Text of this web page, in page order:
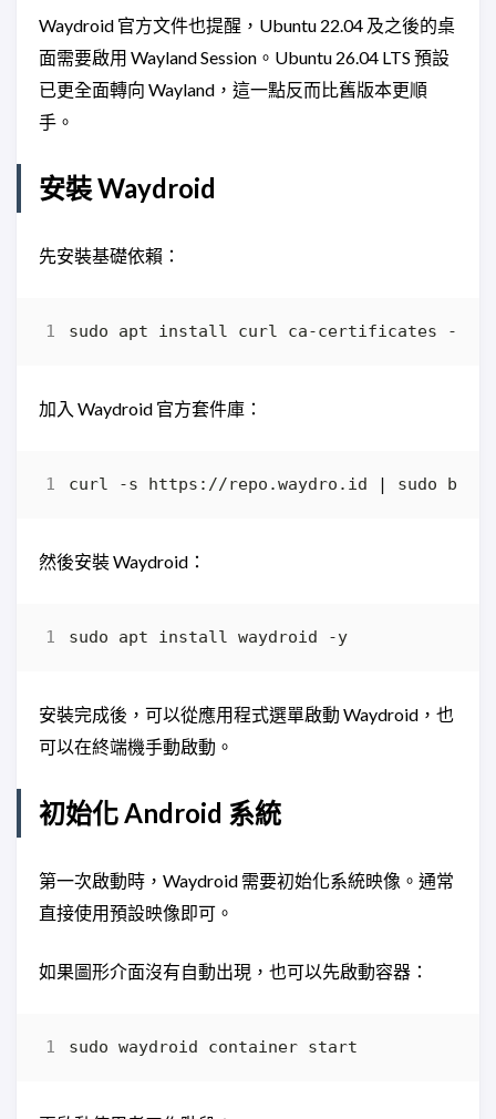
Waydroid 官方文件也提醒，Ubuntu 22.04 及之後的桌
面需要啟用 Wayland Session。Ubuntu 26.04 LTS 預設
已更全面轉向 Wayland，這一點反而比舊版本更順
手。
安裝 Waydroid
先安裝基礎依賴：
加入 Waydroid 官方套件庫：
curl -s https://repo.waydro.id |
然後安裝 Waydroid：
安裝完成後，可以從應用程式選單啟動 Waydroid，也
可以在終端機手動啟動。
初始化 Android 系統
第一次啟動時，Waydroid 需要初始化系統映像。通常
直接使用預設映像即可。
如果圖形介面沒有自動出現，也可以先啟動容器：